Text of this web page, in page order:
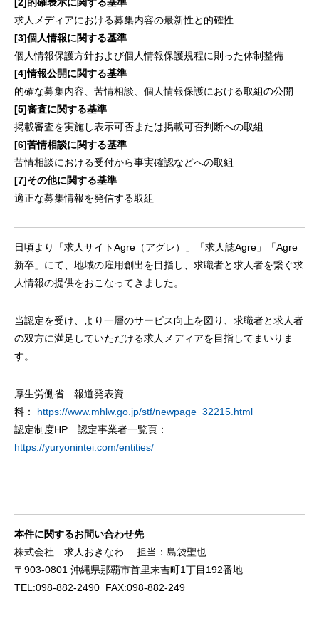
求人メディアにおける募集内容の最新性と的確性
[3]個人情報に関する基準
個人情報保護方針および個人情報保護規程に則った体制整備
[4]情報公開に関する基準
的確な募集内容、苦情相談、個人情報保護における取組の公開
[5]審査に関する基準
掲載審査を実施し表示可否または掲載可否判断への取組
[6]苦情相談に関する基準
苦情相談における受付から事実確認などへの取組
[7]その他に関する基準
適正な募集情報を発信する取組
日頃より「求人サイトAgre（アグレ）」「求人誌Agre」「Agre
新卒」にて、地域の雇用創出を目指し、求職者と求人者を繋ぐ求
人情報の提供をおこなってきました。
当認定を受け、より一層のサービス向上を図り、求職者と求人者
の双方に満足していただける求人メディアを目指してまいりま
す。
厚生労働省 報道発表資
料： https://www.mhlw.go.jp/stf/newpage_32215.html
認定制度HP 認定事業者一覧頁：
https://yuryonintei.com/entities/
本件に関するお問い合わせ先
株式会社 求人おきなわ 担当：島袋聖也
〒903-0801 沖縄県那覇市首里末吉町1丁目192番地
TEL:098-882-2490 FAX:098-882-249